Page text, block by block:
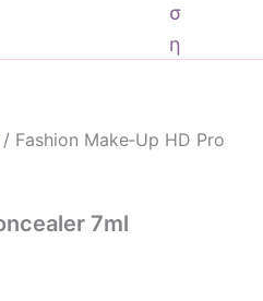
σ
η
/ Fashion Make‑Up HD Pro
7ml